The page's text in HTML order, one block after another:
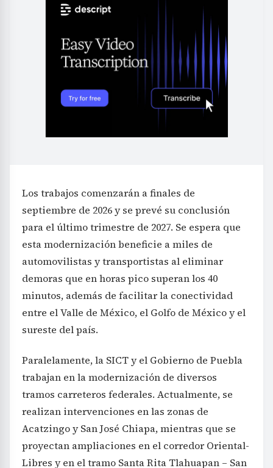
Los trabajos comenzarán a finales de
septiembre de 2026 y se prevé su conclusión
para el último trimestre de 2027. Se espera que
esta modernización beneficie a miles de
automovilistas y transportistas al eliminar
demoras que en horas pico superan los 40
minutos, además de facilitar la conectividad
entre el Valle de México, el Golfo de México y el
sureste del país.
Paralelamente, la SICT y el Gobierno de Puebla
trabajan en la modernización de diversos
tramos carreteros federales. Actualmente, se
realizan intervenciones en las zonas de
Acatzingo y San José Chiapa, mientras que se
proyectan ampliaciones en el corredor Oriental-
Libres y en el tramo Santa Rita Tlahuapan – San